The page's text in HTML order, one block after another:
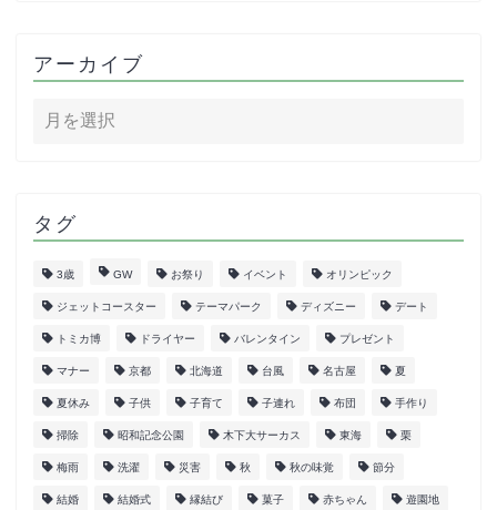
アーカイブ
タグ
3歳 GW お祭り イベント オリンピック
ジェットコースター テーマパーク ディズニー デート
トミカ博 ドライヤー バレンタイン プレゼント
マナー 京都 北海道 台風 名古屋 夏
夏休み 子供 子育て 子連れ 布団 手作り
掃除 昭和記念公園 木下大サーカス 東海 栗
梅雨 洗濯 災害 秋 秋の味覚 節分
結婚 結婚式 縁結び 菓子 赤ちゃん 遊園地